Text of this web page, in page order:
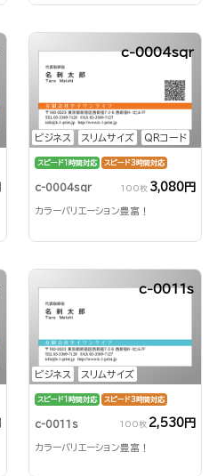
ビジネス スリムサイズ QRコード
c-0004sqr
スピード1時間対応 スピード3時間対応
c-0004sqr 100枚 3,080円
カラーバリエーション豊富！
ビジネス スリムサイズ
c-0011s
スピード1時間対応 スピード3時間対応
c-0011s 100枚 2,530円
カラーバリエーション豊富！